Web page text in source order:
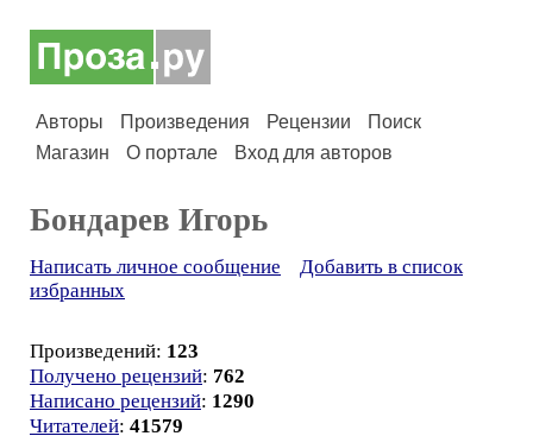
Авторы Произведения Рецензии
Поиск
Магазин
О портале Вход для авторов
Бондарев Игорь
Написать личное сообщение
Добавить в список
избранных
Произведений: 123
Получено рецензий: 762
Написано рецензий: 1290
Читателей: 41579